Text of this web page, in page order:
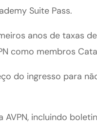
Suite Pass.
anos de taxas
como membros
do ingresso para
incluindo